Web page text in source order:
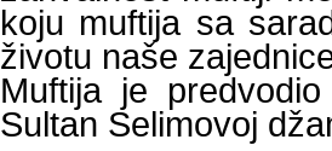
koju muftija sa
životu naše
Muftija je
Sultan Selimovoj